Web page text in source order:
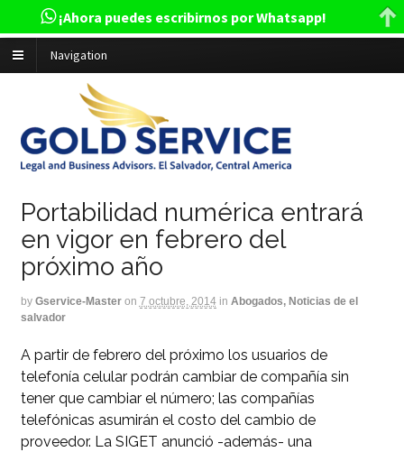
Navigation
Portabilidad numérica entrará
en vigor en febrero del
próximo año
by Gservice-Master on 7 octubre, 2014 in Abogados, Noticias de el
salvador
A partir de febrero del próximo los usuarios de
telefonía celular podrán cambiar de compañía sin
tener que cambiar el número; las compañías
telefónicas asumirán el costo del cambio de
proveedor. La SIGET anunció -además- una
¡Ahora puedes escribirnos por Whatsapp!